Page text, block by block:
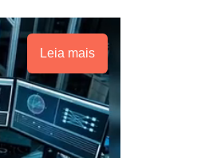
Leia mais